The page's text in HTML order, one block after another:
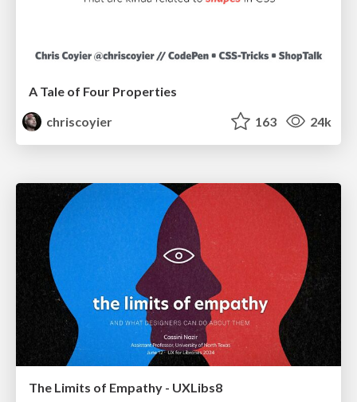
A Tale of Four Properties
chriscoyier
163 24k
The Limits of Empathy - UXLibs8